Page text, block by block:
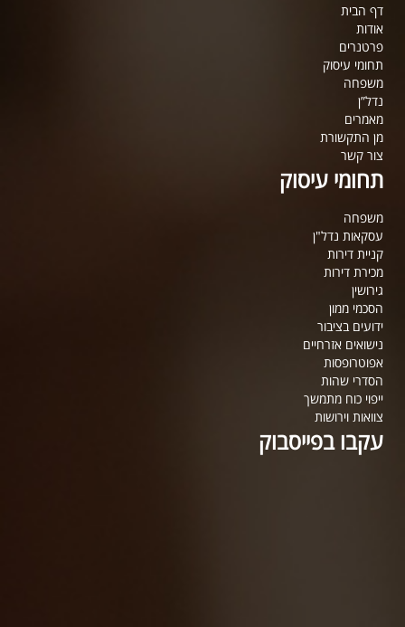
דף הבית
אודות
פרטנרים
תחומי עיסוק
משפחה
נדל”ן
מאמרים
מן התקשורת
צור קשר
תחומי עיסוק
משפחה
עסקאות נדל"ן
קניית דירות
מכירת דירות
גירושין
הסכמי ממון
ידועים בציבור
נישואים אזרחיים
אפוטרופסות
הסדרי שהות
ייפוי כוח מתמשך
צוואות וירושות
עקבו בפייסבוק